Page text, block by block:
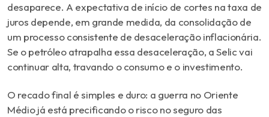
desaparece. A expectativa de início de cortes na taxa de
juros depende, em grande medida, da consolidação de
um processo consistente de desaceleração inflacionária.
Se o petróleo atrapalha essa desaceleração, a Selic vai
continuar alta, travando o consumo e o investimento.
O recado final é simples e duro: a guerra no Oriente
Médio já está precificando o risco no seguro das